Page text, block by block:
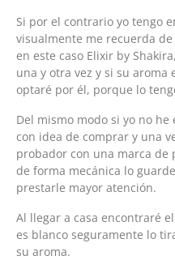
Si por el contrario yo tengo
visualmente me recuerda
en este caso Elixir by
una y otra vez y si su aroma
optaré por él, porque lo
Del mismo modo si yo no
con idea de comprar y una
probador con una marca de
de forma mecánica lo
prestarle mayor atención.
Al llegar a casa encontraré
es blanco seguramente lo
su aroma.